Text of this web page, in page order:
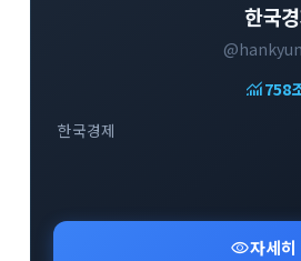
한국
monitoring758
한국경제
visibility자세히